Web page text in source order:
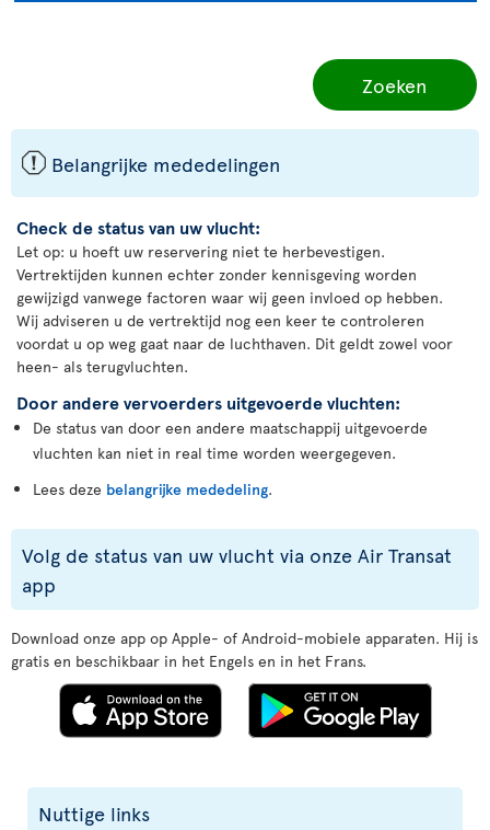
Zoeken
ü Belangrijke mededelingen
Check de status van uw vlucht:
Let op: u hoeft uw reservering niet te herbevestigen.
Vertrektijden kunnen echter zonder kennisgeving worden
gewijzigd vanwege factoren waar wij geen invloed op hebben.
Wij adviseren u de vertrektijd nog een keer te controleren
voordat u op weg gaat naar de luchthaven. Dit geldt zowel voor
heen- als terugvluchten.
Door andere vervoerders uitgevoerde vluchten:
De status van door een andere maatschappij uitgevoerde
vluchten kan niet in real time worden weergegeven.
Lees deze belangrijke mededeling.
Volg de status van uw vlucht via onze Air Transat
app
Download onze app op Apple- of Android-mobiele apparaten. Hij is
gratis en beschikbaar in het Engels en in het Frans.
Nuttige links